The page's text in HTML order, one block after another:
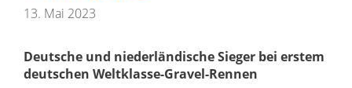
13. Mai 2023
Deutsche und niederländische Sieger bei erstem
deutschen Weltklasse-Gravel-Rennen